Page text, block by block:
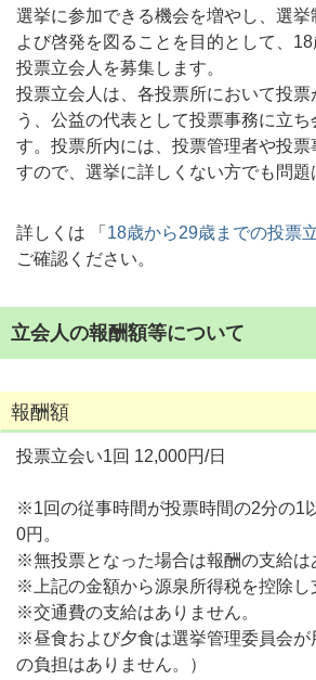
選挙に参加できる機会を増やし、選
よび啓発を図ることを目的として、
投票立会人を募集します。
投票立会人は、各投票所において投票
う、公益の代表として投票事務に立ち
す。投票所内には、投票管理者や投票
すので、選挙に詳しくない方でも問題
詳しくは 「 18歳から29歳までの投票
ご確認ください。
立会人の報酬額等について
報酬額
投票立会い1回 12,000円/日
※1回の従事時間が投票時間の2分の1
0円。
※無投票となった場合は報酬の支給は
※上記の金額から源泉所得税を控除し
※交通費の支給はありません。
※昼食および夕食は選挙管理委員会が
の負担はありません。）